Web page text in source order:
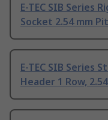
E-TEC SIB Series
Socket 2.54 mm
E-TEC SIB Series
Header 1 Row,